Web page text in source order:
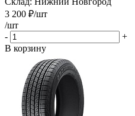
3 200 ₽/шт
/шт
-
+
В корзину